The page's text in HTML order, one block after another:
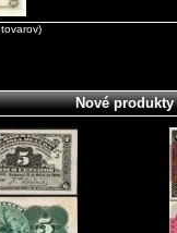
tovarov)
Nové produkty